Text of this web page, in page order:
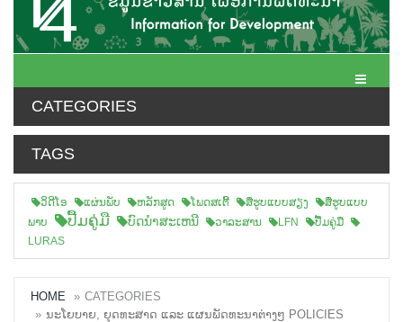
Toggle
CATEGORIES
TAGS
ວິດີໂອ ແຜ່ນພັບ ຫລັກສູດ ໂພດສເຕີ້ ສືຮູບແບບສຽງ
ສື່ຮູບແບບ
ພາບ
ປື້ມຄູ່ມື ບົດນຳສະເຫນີ ວາລະສານ LFN
ປື້ມຄູ່ມື
LURAS
HOME
CATEGORIES
ນະໂຍບາຍ, ຍຸດທະສາດ ແລະ ແຜນພັດທະນາຕ່າງໆ POLICIES